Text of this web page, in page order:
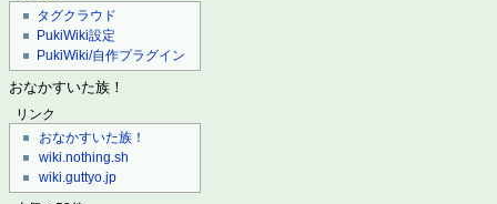
タグクラウド
PukiWiki設定
PukiWiki/自作プラグイン
おなかすいた族！
リンク
おなかすいた族！
wiki.nothing.sh
wiki.guttyo.jp